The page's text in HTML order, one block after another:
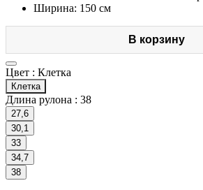
Ширина: 150 см
В корзину
Цвет : Клетка
Клетка
Длина рулона : 38
27,6
30,1
33
34,7
38